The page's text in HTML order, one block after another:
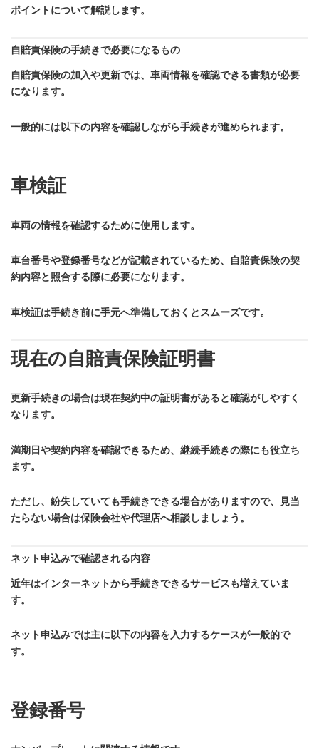
ポイントについて解説します。
自賠責保険の手続きで必要になるもの
自賠責保険の加入や更新では、車両情報を確認できる書類が必要
になります。
一般的には以下の内容を確認しながら手続きが進められます。
車検証
車両の情報を確認するために使用します。
車台番号や登録番号などが記載されているため、自賠責保険の契
約内容と照合する際に必要になります。
車検証は手続き前に手元へ準備しておくとスムーズです。
現在の自賠責保険証明書
更新手続きの場合は現在契約中の証明書があると確認がしやすく
なります。
満期日や契約内容を確認できるため、継続手続きの際にも役立ち
ます。
ただし、紛失していても手続きできる場合がありますので、見当
たらない場合は保険会社や代理店へ相談しましょう。
ネット申込みで確認される内容
近年はインターネットから手続きできるサービスも増えていま
す。
ネット申込みでは主に以下の内容を入力するケースが一般的で
す。
登録番号